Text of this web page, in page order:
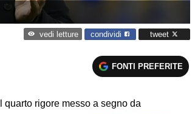
vedi letture condividi tweet
FONTI PREFERITE
quarto rigore messo a segno da